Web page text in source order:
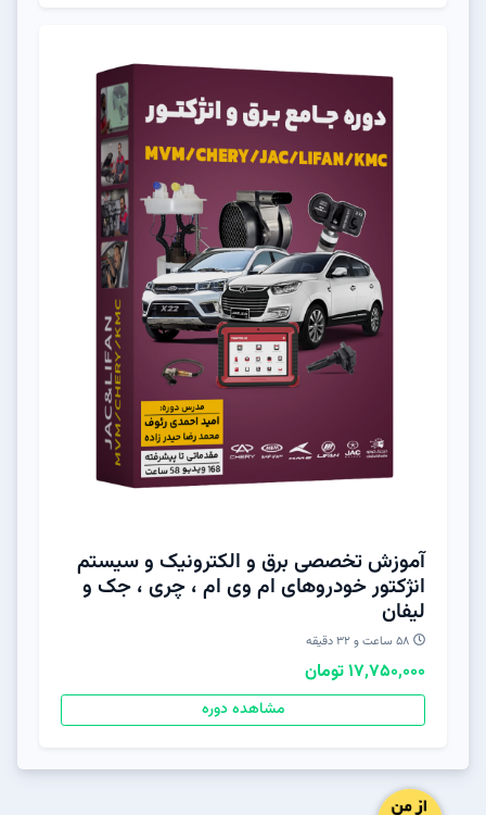
آموزش تخصصی برق و الکترونیک و سیستم
انژکتور خودروهای ام وی ام ، چری ، جک و
لیفان
58 ساعت و 32 دقیقه
17,750,000 تومان
مشاهده دوره